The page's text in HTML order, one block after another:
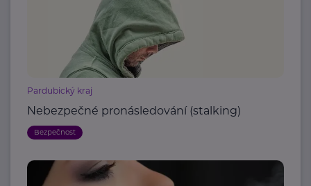
Pardubický kraj
Nebezpečné pronásledování (stalking)
Bezpečnost